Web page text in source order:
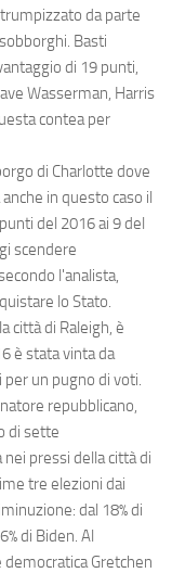
da parte
Basti
di 19 punti,
Wasserman, Harris
contea per
di Charlotte dove
in questo caso il
del 2016 ai 9 del
scendere
l'analista,
lo Stato.
città di Raleigh, è
è stata vinta da
per un pugno di voti.
repubblicano,
di sette
pressi della città di
tre elezioni dai
dal 18% di
di Biden. Al
Gretchen